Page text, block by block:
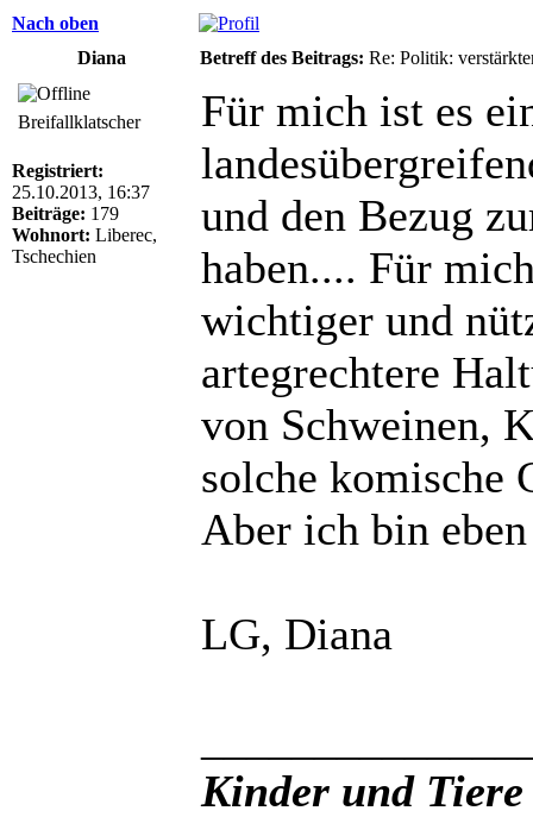
Nach oben
Diana
Betreff des Beitrags: Re: Politik:
Breifallklatscher
Registriert:
25.10.2013, 16:37
Beiträge: 179
Wohnort: Liberec,
Tschechien
Für mich ist es
und den Bezug
haben.... Für
wichtiger und
artegrechtere
von Schweinen,
solche komische
Aber ich bin
LG, Diana
Kinder und